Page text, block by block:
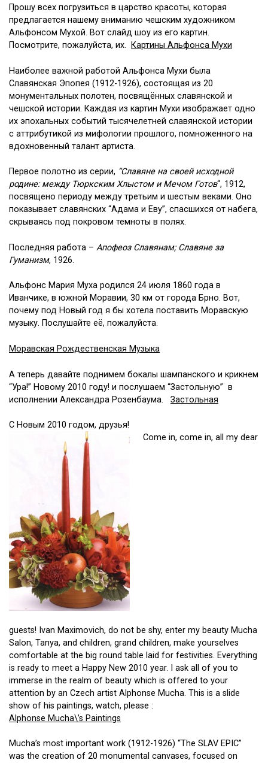
Прошу всех погрузиться в царство красоты, которая
предлагается нашему вниманию чешским художником
Альфонсом Мухой. Вот слайд шоу из его картин.
Посмотрите, пожалуйста, их.
Картины Альфонса Мухи
Наиболее важной работой Альфонса Мухи была
Славянская Эпопея (1912-1926), состоящая из 20
монументальных полотен, посвящённых славянской и
чешской истории. Каждая из картин Мухи изображает одно
их эпохальных событий тысячелетней славянской истории
с аттрибутикой из мифологии прошлого, помноженного на
вдохновенный талант артиста.
Первое полотно из серии, “Славяне на своей исходной
родине: между Тюркским Хлыстом и Мечом Готов“, 1912,
посвящено периоду между третьим и шестым веками. Онo
показывает славянских “Адама и Еву”, спасшиxся от набега,
скрываясь под покровом темноты в полях.
Последняя работа – Апофеоз Славянам; Славяне за
Гуманизм, 1926.
Альфонс Мария Муха родился 24 июля 1860 года в
Иванчике, в южной Моравии, 30 км от города Брно. Вот,
почему под Новый год я бы хотела поставить Моравскую
музыку. Послушайте её, пожалуйста.
Моравская Рождественская Музыка
А теперь давайте поднимем бокалы шампанского и крикнем
“Ура!” Новому 2010 году! и послушаем “Застольную” в
исполнении Александра Розенбаума. Застольная
С Новым 2010 годом, друзья!
Come in, come in, all my dear
guests! Ivan Maximovich, do not be shy, enter my beauty Mucha
Salon, Tanya, and children, grand children, make yourselves
comfortable at the big round table laid for festivities. Everything
is ready to meet a Happy New 2010 year. I ask all of you to
immerse in the realm of beauty which is offered to your
attention by an Czech artist Alphonse Mucha. This is a slide
show of his paintings, watch, please :
Alphonse Mucha\’s Paintings
Mucha’s most important work (1912-1926) “The SLAV EPIC”
was the creation of 20 monumental canvases, focused on